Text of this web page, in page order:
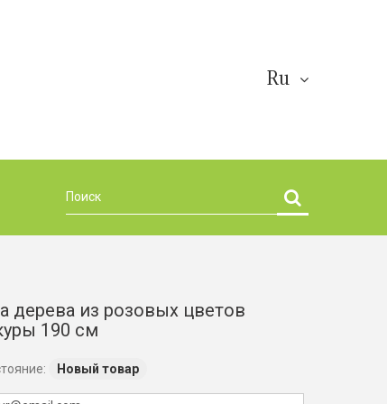
Ru
дерева из розовых цветов
190 см
Новый товар